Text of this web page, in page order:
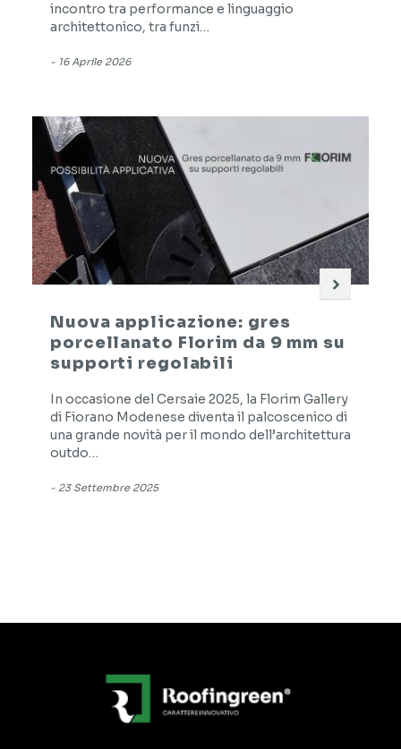
incontro tra performance e linguaggio
architettonico, tra funzi…
- 16 Aprile 2026
Nuova applicazione: gres
porcellanato Florim da 9 mm su
supporti regolabili
In occasione del Cersaie 2025, la Florim Gallery
di Fiorano Modenese diventa il palcoscenico di
una grande novità per il mondo dell’architettura
outdo…
- 23 Settembre 2025